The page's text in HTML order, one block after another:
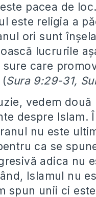
pacea de
este religia a
ori sunt
lucrurile
sure care
(Sura 9:29-31,
vedem două
despre Islam.
nu este
ca se
adica nu
Islamul nu
spun unii ci